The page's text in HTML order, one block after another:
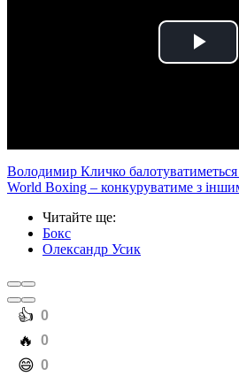
Play
Володимир Кличко
World Boxing – конкуруватиме з
Читайте ще:
Бокс
Олександр Усик
️👍 0
️🔥 0
️😄 0